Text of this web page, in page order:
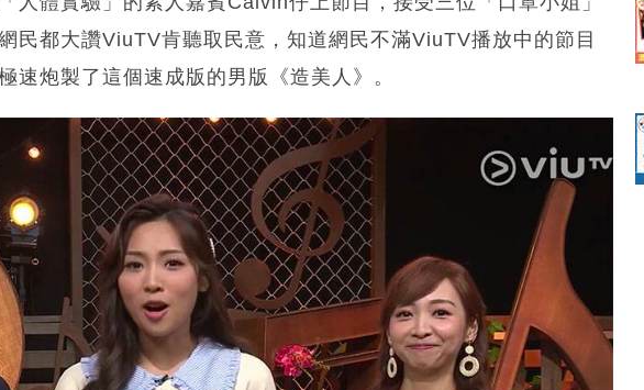
民都大讚ViuTV肯聽取民意，知道網民不滿ViuTV播放中的節目
速炮製了這個速成版的男版《造美人》。